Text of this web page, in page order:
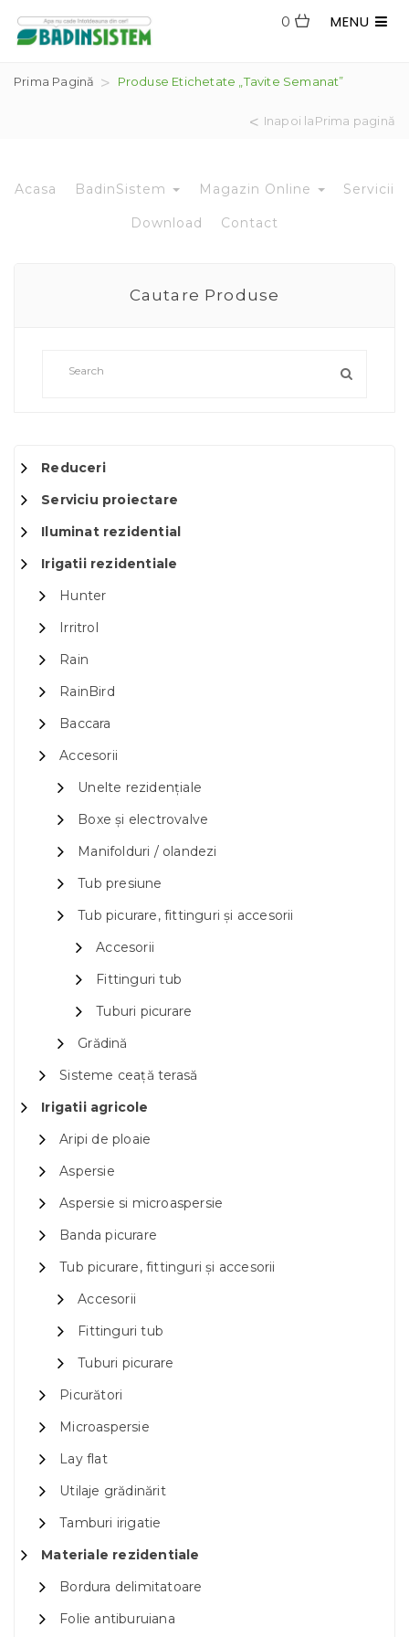
MENU
0
Prima Pagină Produse Etichetate „tavite Semanat”
Inapoi laPrima pagină
Acasa BadinSistem Magazin Online Servicii
Download Contact
Cautare Produse
Reduceri
Serviciu proiectare
Iluminat rezidential
Irigatii rezidentiale
Hunter
Irritrol
Rain
RainBird
Baccara
Accesorii
Unelte rezidențiale
Boxe și electrovalve
Manifolduri / olandezi
Tub presiune
Tub picurare, fittinguri și accesorii
Accesorii
Fittinguri tub
Tuburi picurare
Grădină
Sisteme ceață terasă
Irigatii agricole
Aripi de ploaie
Aspersie
Aspersie si microaspersie
Banda picurare
Tub picurare, fittinguri și accesorii
Accesorii
Fittinguri tub
Tuburi picurare
Picurători
Microaspersie
Lay flat
Utilaje grădinărit
Tamburi irigatie
Materiale rezidentiale
Bordura delimitatoare
Folie antiburuiana